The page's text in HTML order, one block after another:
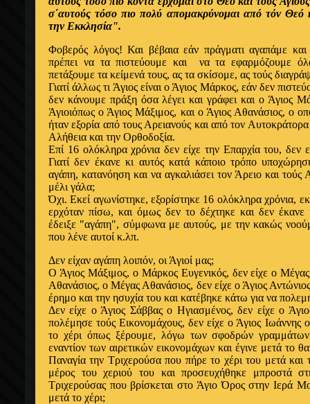
σ΄αυτούς τόσο πιο πολύ απομακρύνομαι από τόν Θεό
την Εκκλησία".
Φοβερός λόγος! Και βέβαια εάν πράγματι αγαπάμε
πρέπει να τα πιστεύουμε και να τα εφαρμόζουμε
πετάξουμε τα κείμενά τους, ας τα σκίσομε, ας τούς
Γιατί άλλως τι Άγιος είναι ο Άγιος Μάρκος, εάν δεν
δεν κάνουμε πράξη όσα λέγει και γράφει και ο Άγιος
Άγιοιόπως ο Άγιος Mάξιμος, και ο Άγιος Αθανάσιος, ο
ήταν εξορία από τους Αρειανούς και από τον
Αλήθεια και την Ορθοδοξία.
Επί 16 ολόκληρα χρόνια δεν είχε την Επαρχία του, δεν
Γιατί δεν έκανε κι αυτός κατά κάποιο τρόπο
αγάπη, κατανόηση και να αγκαλιάσει τον Άρειο και τούς
μέλι γάλα;
Όχι. Εκεί αγωνίστηκε, εξορίστηκε 16 ολόκληρα χρόνια,
ερχόταν πίσω, και όμως δεν το δέχτηκε και δεν
έδειξε "αγάπη", σύμφωνα με αυτούς, με την κακώς
που λένε αυτοί κ.λπ.
Δεν είχαν αγάπη λοιπόν, οι Άγιοί μας;
Ο Άγιος Mάξιμος, ο Μάρκος Eυγενικός, δεν είχε ο
Αθανάσιος, ο Mέγας Αθανάσιος, δεν είχε ο Άγιος
έρημο και την ησυχία του και κατέβηκε κάτω για να
Δεν είχε ο Άγιος Σάββας ο Ηγιασμένος, δεν είχε ο
πολέμησε τούς Eικονομάχους, δεν είχε ο Άγιος
το χέρι όπως ξέρουμε, λόγω των σφοδρών γραμμάτων
εναντίον των αιρετικών εικονομάχων και έγινε μετά το
Παναγία την Tριχερούσα που πήρε το χέρι του μετά
μέρος του χεριού του και προσευχήθηκε μπροστά
Tριχερούσας που βρίσκεται στο Άγιο Όρος στην Ιερά
μετά το χέρι;